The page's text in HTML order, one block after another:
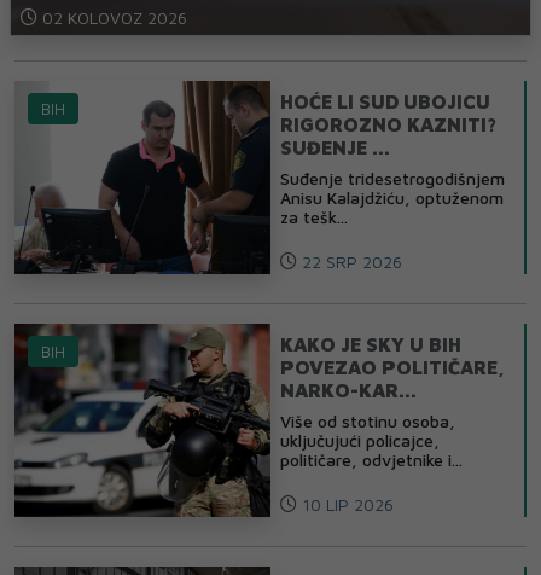
02 KOLOVOZ 2026
BIH
HOĆE LI SUD UBOJICU
RIGOROZNO KAZNITI?
SUĐENJE ...
Suđenje tridesetrogodišnjem
Anisu Kalajdžiću, optuženom
za tešk...
22 SRP 2026
BIH
KAKO JE SKY U BIH
POVEZAO POLITIČARE,
NARKO-KAR...
Više od stotinu osoba,
uključujući policajce,
političare, odvjetnike i...
10 LIP 2026